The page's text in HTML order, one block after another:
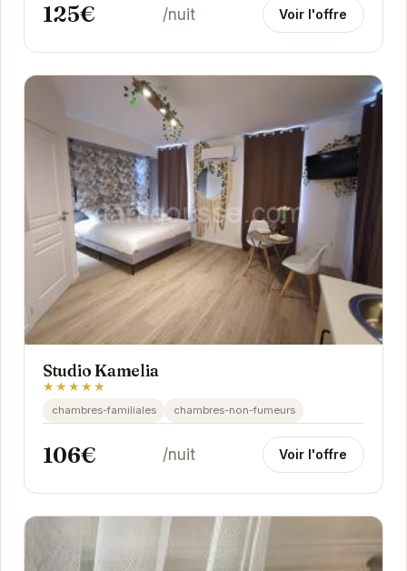
125€ /nuit Voir l'offre
Studio Kamelia
★★★★★
chambres-familiales chambres-non-fumeurs
106€ /nuit Voir l'offre